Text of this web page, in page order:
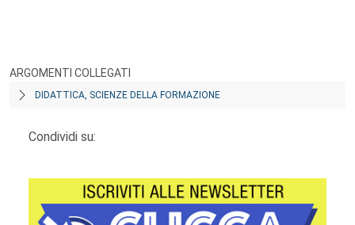
ARGOMENTI COLLEGATI
DIDATTICA, SCIENZE DELLA FORMAZIONE
Condividi su: